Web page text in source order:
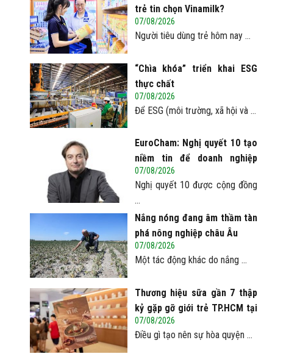
trẻ tin chọn Vinamilk?
07/08/2026
Người tiêu dùng trẻ hôm nay ...
“Chìa khóa” triển khai ESG
thực chất
07/08/2026
Để ESG (môi trường, xã hội và ...
EuroCham: Nghị quyết 10 tạo
niềm tin để doanh nghiệp
châu Âu mở rộng đầu tư tại
Việt Nam
07/08/2026
Nghị quyết 10 được cộng đồng
...
Nắng nóng đang âm thầm tàn
phá nông nghiệp châu Âu
07/08/2026
Một tác động khác do nắng ...
Thương hiệu sữa gần 7 thập
kỷ gặp gỡ giới trẻ TP.HCM tại
Pop-up ‘Thưởng vị hè’
07/08/2026
Điều gì tạo nên sự hòa quyện ...